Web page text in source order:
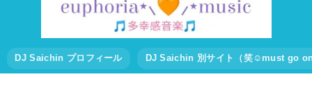
DJ Saichin プロフィール DJ Saichin 別サイト（笑☺must go